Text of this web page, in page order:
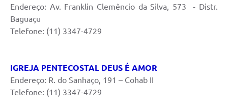
Endereço: Av. Franklin Clemêncio da Silva, 573 - Distr.
Baguaçu
Telefone: (11) 3347-4729
IGREJA PENTECOSTAL DEUS É AMOR
Endereço: R. do Sanhaço, 191 – Cohab II
Telefone: (11) 3347-4729